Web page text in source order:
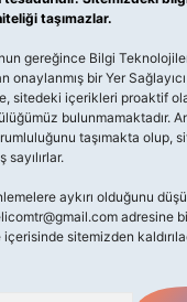
taşımazlar.
gereğince Bilgi
onaylanmış bir Yer
sitedeki içerikleri proaktif
bulunmamaktadır.
taşımakta olup,
aykırı olduğunu
adresine
sitemizden